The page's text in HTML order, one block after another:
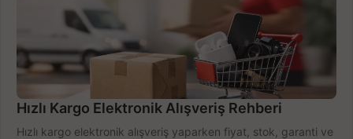
Hızlı Kargo Elektronik Alışveriş Rehberi
Hızlı kargo elektronik alışveriş yaparken fiyat, stok, garanti ve